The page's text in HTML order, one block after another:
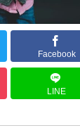
Facebook
LINE